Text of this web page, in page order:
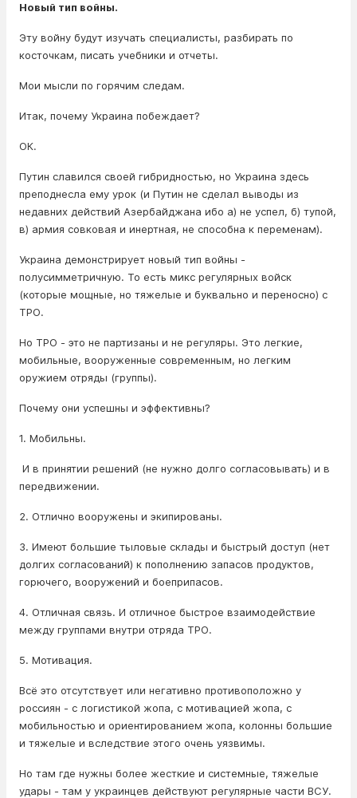
Новый тип войны.
Эту войну будут изучать специалисты, разбирать по
косточкам, писать учебники и отчеты.
Мои мысли по горячим следам.
Итак, почему Украина побеждает?
ОК.
Путин славился своей гибридностью, но Украина здесь
преподнесла ему урок (и Путин не сделал выводы из
недавних действий Азербайджана ибо а) не успел, б) тупой,
в) армия совковая и инертная, не способна к переменам).
Украина демонстрирует новый тип войны -
полусимметричную. То есть микс регулярных войск
(которые мощные, но тяжелые и буквально и переносно) с
ТРО.
Но ТРО - это не партизаны и не регуляры. Это легкие,
мобильные, вооруженные современным, но легким
оружием отряды (группы).
Почему они успешны и эффективны?
1. Мобильны.
И в принятии решений (не нужно долго согласовывать) и в
передвижении.
2. Отлично вооружены и экипированы.
3. Имеют большие тыловые склады и быстрый доступ (нет
долгих согласований) к пополнению запасов продуктов,
горючего, вооружений и боеприпасов.
4. Отличная связь. И отличное быстрое взаимодействие
между группами внутри отряда ТРО.
5. Мотивация.
Всё это отсутствует или негативно противоположно у
россиян - с логистикой жопа, с мотивацией жопа, с
мобильностью и ориентированием жопа, колонны большие
и тяжелые и вследствие этого очень уязвимы.
Но там где нужны более жесткие и системные, тяжелые
удары - там у украинцев действуют регулярные части ВСУ.